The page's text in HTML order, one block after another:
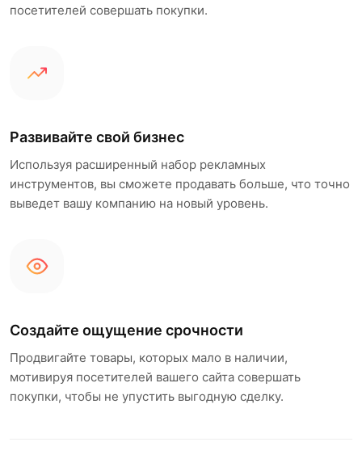
посетителей совершать покупки.
Развивайте свой бизнес
Используя расширенный набор рекламных
инструментов, вы сможете продавать больше, что точно
выведет вашу компанию на новый уровень.
Создайте ощущение срочности
Продвигайте товары, которых мало в наличии,
мотивируя посетителей вашего сайта совершать
покупки, чтобы не упустить выгодную сделку.